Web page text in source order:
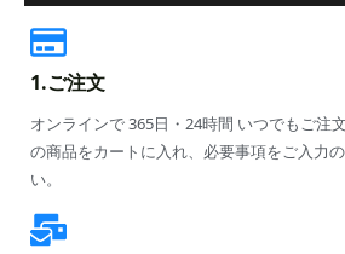
1.ご注文
オンラインで 365日・24時間 いつでもご注
の商品をカートに入れ、必要事項をご入力
い。